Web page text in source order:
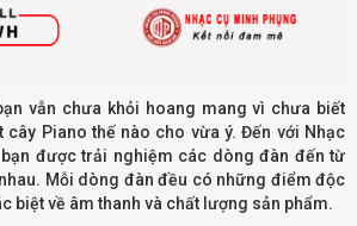
vẫn chưa khỏi hoang mang vì chưa biết
cây Piano thế nào cho vừa ý. Đến với Nhạc
bạn được trải nghiệm các dòng đàn đến từ
Mỗi dòng đàn đều có những điểm độc
biệt về âm thanh và chất lượng sản phẩm.